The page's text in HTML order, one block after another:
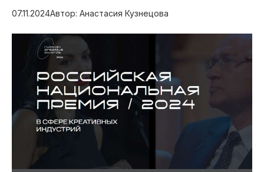
07.11.2024Автор: Анастасия Кузнецова